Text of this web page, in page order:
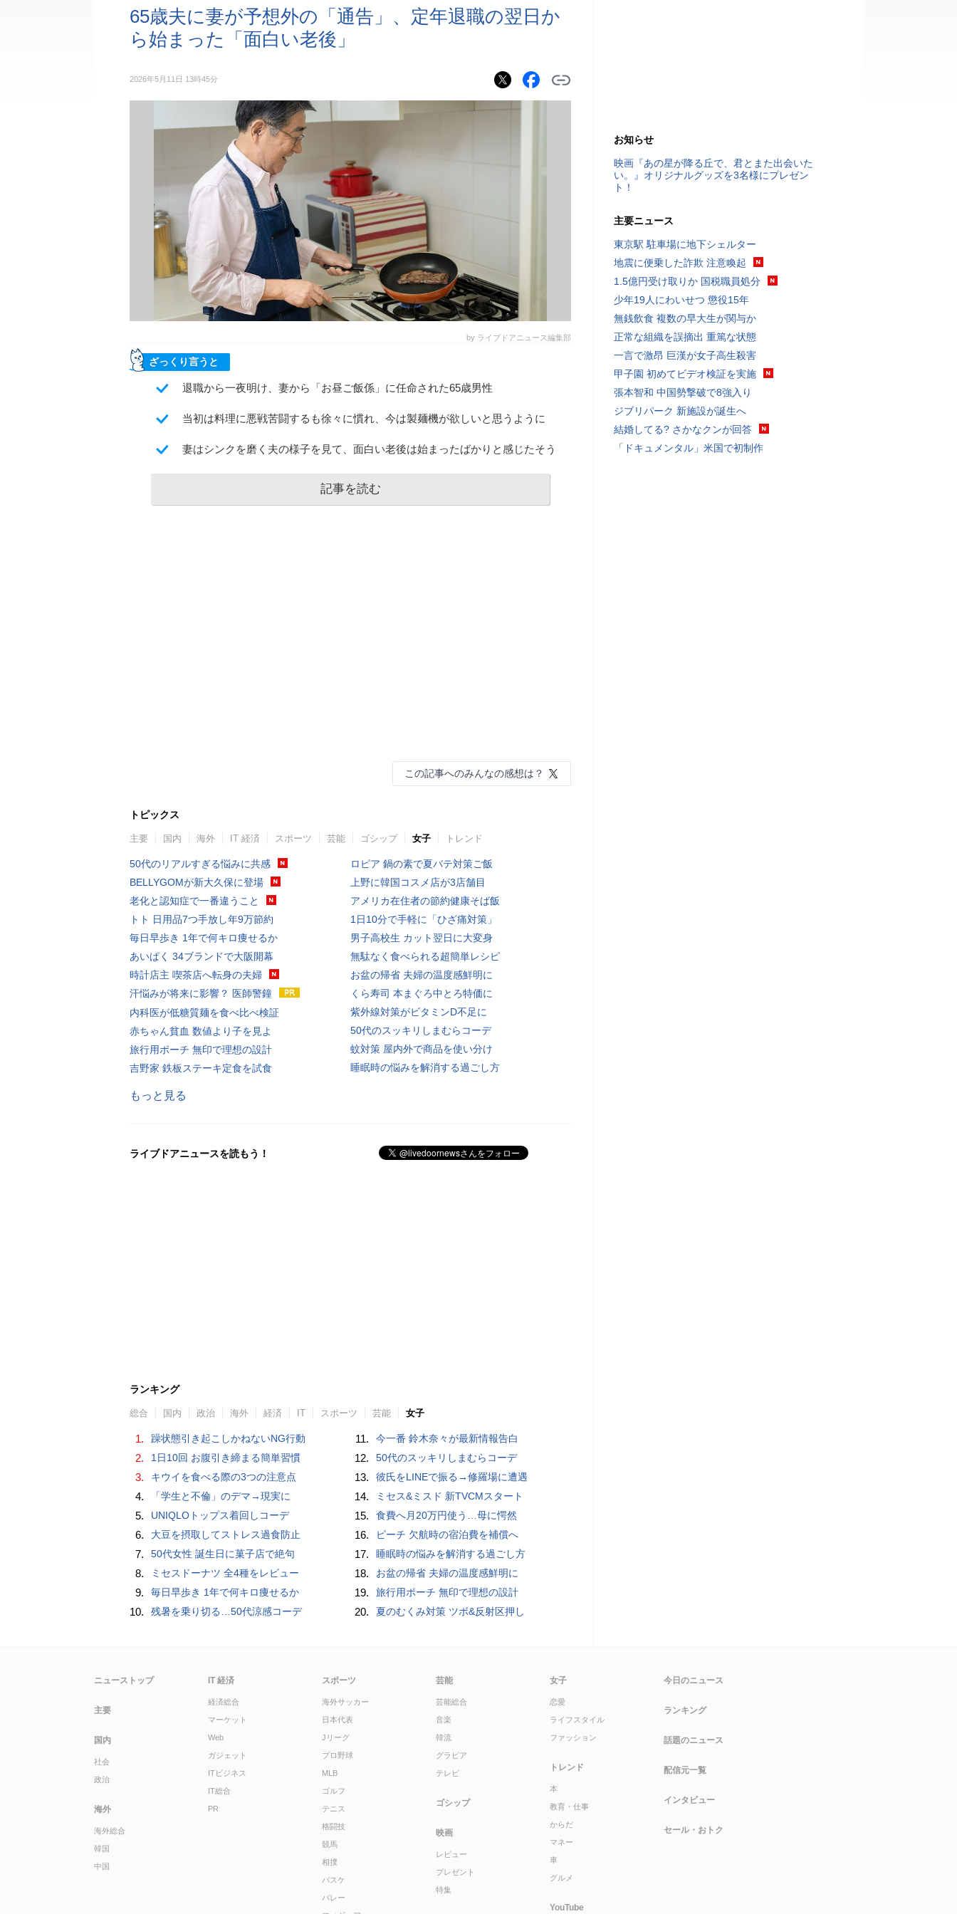
65歳夫に妻が予想外の「通告」、定年退職の翌日か
ら始まった「面白い老後」
2026年5月11日 13時45分
by ライブドアニュース編集部
ざっくり言うと
退職から一夜明け、妻から「お昼ご飯係」に任命された65歳男性
当初は料理に悪戦苦闘するも徐々に慣れ、今は製麺機が欲しいと思うように
妻はシンクを磨く夫の様子を見て、面白い老後は始まったばかりと感じたそう
記事を読む
この記事へのみんなの感想は？
トピックス
主要 国内 海外 IT 経済 スポーツ 芸能 ゴシップ 女子 トレンド
50代のリアルすぎる悩みに共感
BELLYGOMが新大久保に登場
老化と認知症で一番違うこと
トト 日用品7つ手放し年9万節約
毎日早歩き 1年で何キロ痩せるか
あいぱく 34ブランドで大阪開幕
時計店主 喫茶店へ転身の夫婦
汗悩みが将来に影響？ 医師警鐘
内科医が低糖質麺を食べ比べ検証
赤ちゃん貧血 数値より子を見よ
旅行用ポーチ 無印で理想の設計
吉野家 鉄板ステーキ定食を試食
ロピア 鍋の素で夏バテ対策ご飯
上野に韓国コスメ店が3店舗目
アメリカ在住者の節約健康そば飯
1日10分で手軽に「ひざ痛対策」
男子高校生 カット翌日に大変身
無駄なく食べられる超簡単レシピ
お盆の帰省 夫婦の温度感鮮明に
くら寿司 本まぐろ中とろ特価に
紫外線対策がビタミンD不足に
50代のスッキリしまむらコーデ
蚊対策 屋内外で商品を使い分け
睡眠時の悩みを解消する過ごし方
もっと見る
ライブドアニュースを読もう！
ランキング
総合 国内 政治 海外 経済 IT スポーツ 芸能 女子
1. 躁状態引き起こしかねないNG行動
2. 1日10回 お腹引き締まる簡単習慣
3. キウイを食べる際の3つの注意点
4. 「学生と不倫」のデマ→現実に
5. UNIQLOトップス着回しコーデ
6. 大豆を摂取してストレス過食防止
7. 50代女性 誕生日に菓子店で絶句
8. ミセスドーナツ 全4種をレビュー
9. 毎日早歩き 1年で何キロ痩せるか
10. 残暑を乗り切る…50代涼感コーデ
11. 今一番 鈴木奈々が最新情報告白
12. 50代のスッキリしまむらコーデ
13. 彼氏をLINEで振る→修羅場に遭遇
14. ミセス&ミスド 新TVCMスタート
15. 食費へ月20万円使う…母に愕然
16. ピーチ 欠航時の宿泊費を補償へ
17. 睡眠時の悩みを解消する過ごし方
18. お盆の帰省 夫婦の温度感鮮明に
19. 旅行用ポーチ 無印で理想の設計
20. 夏のむくみ対策 ツボ&反射区押し
お知らせ
映画『あの星が降る丘で、君とまた出会いた
い。』オリジナルグッズを3名様にプレゼン
ト！
主要ニュース
東京駅 駐車場に地下シェルター
地震に便乗した詐欺 注意喚起
1.5億円受け取りか 国税職員処分
少年19人にわいせつ 懲役15年
無銭飲食 複数の早大生が関与か
正常な組織を誤摘出 重篤な状態
一言で激昂 巨漢が女子高生殺害
甲子園 初めてビデオ検証を実施
張本智和 中国勢撃破で8強入り
ジブリパーク 新施設が誕生へ
結婚してる? さかなクンが回答
「ドキュメンタル」米国で初制作
ニューストップ
主要
国内
社会
政治
海外
海外総合
韓国
中国
IT 経済
経済総合
マーケット
Web
ガジェット
ITビジネス
IT総合
PR
スポーツ
海外サッカー
日本代表
Jリーグ
プロ野球
MLB
ゴルフ
テニス
格闘技
競馬
相撲
バスケ
バレー
芸能
芸能総合
音楽
韓流
グラビア
テレビ
ゴシップ
映画
レビュー
プレゼント
特集
女子
恋愛
ライフスタイル
ファッション
トレンド
本
教育・仕事
からだ
マネー
車
グルメ
YouTube
今日のニュース
ランキング
話題のニュース
配信元一覧
インタビュー
セール・おトク